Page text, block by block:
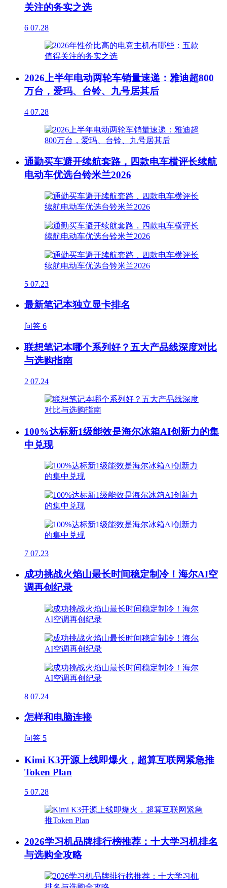
关注的务实之选
6 07.28
2026上半年电动两轮车销量速递：雅迪超800
万台，爱玛、台铃、九号居其后
4 07.28
通勤买车避开续航套路，四款电车横评长续航
电动车优选台铃米兰2026
5 07.23
最新笔记本独立显卡排名
问答 6
联想笔记本哪个系列好？五大产品线深度对比
与选购指南
2 07.24
100%达标新1级能效是海尔冰箱AI创新力的集
中兑现
7 07.23
成功挑战火焰山最长时间稳定制冷！海尔AI空
调再创纪录
8 07.24
怎样和电脑连接
问答 5
Kimi K3开源上线即爆火，超算互联网紧急推
Token Plan
5 07.28
2026学习机品牌排行榜推荐：十大学习机排名
与选购全攻略